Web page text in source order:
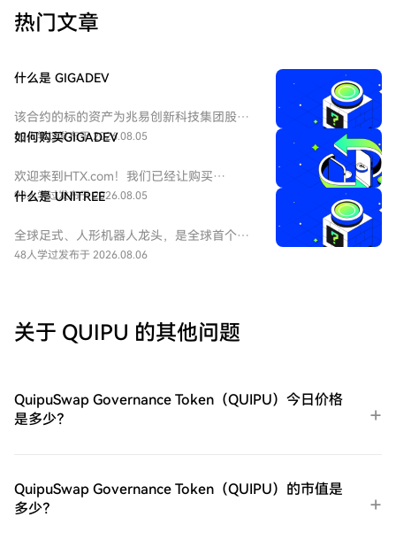
热门文章
什么是 GIGADEV
该合约的标的资产为兆易创新科技集团股份
有限公司 - H股（HKEX：3986）。兆易创新
电路的设计和研发的中国公司。
89人学过发布于 2026.08.05
如何购买GIGADEV
欢迎来到HTX.com！我们已经让购买
GIGADEC（GIGADEV）变得简单而便捷。跟
之旅。第一步：创建您的HTX账户使用您的
电子邮件、手机号码注册一个免费账户在
GIGADEC（GIGADEV）。余额购买：使用您
在HTX平台上直接与其他用户交易。HTX场
外交易台（OTC）购买：为大量交易者提供
HTX账户钱包中。您也可以通过区块链转账
将其发送到其他地方或者用于交易其他加密
93人学过发布于 2026.08.05
什么是 UNITREE
全球足式、人形机器人龙头，是全球首个大
规模商业化零售高性能四足机器人的企业。
48人学过发布于 2026.08.06
关于 QUIPU 的其他问题
QuipuSwap Governance Token（QUIPU）今日价格
是多少？
QuipuSwap Governance Token（QUIPU）的市值是
多少？